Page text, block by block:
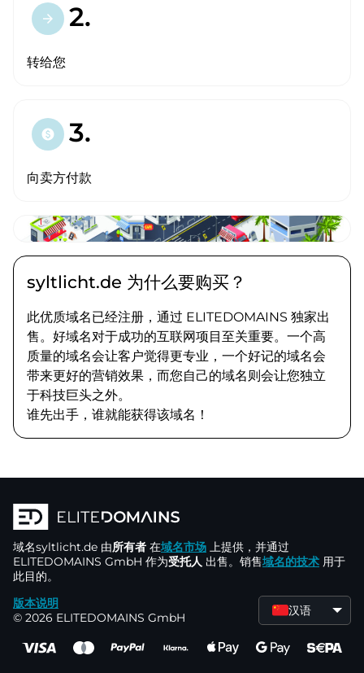
arrow_forward 2.
转给您
paid 3.
向卖方付款
syltlicht.de 为什么要购买？
此优质域名已经注册，通过 ELITEDOMAINS 独家出
售。好域名对于成功的互联网项目至关重要。一个高
质量的域名会让客户觉得更专业，一个好记的域名会
带来更好的营销效果，而您自己的域名则会让您独立
于科技巨头之外。
谁先出手，谁就能获得该域名！
域名syltlicht.de 由所有者 在域名市场 上提供，并通过
ELITEDOMAINS GmbH 作为受托人 出售。销售域名的技术 用于
此目的。
版本说明
© 2026 ELITEDOMAINS GmbH
汉语